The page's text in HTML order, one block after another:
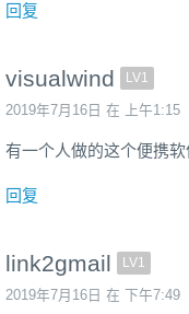
回复
visualwind LV1
2019年7月16日 在 上午1:15
有一个人做的这个便携软
回复
link2gmail LV1
2019年7月16日 在 下午7:49